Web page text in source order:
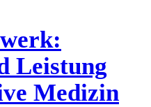
Leistung
Medizin